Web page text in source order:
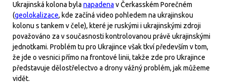
Ukrajinská kolona byla napadena v Čerkasském Porečném
(geolokalizace, kde začíná video pohledem na ukrajinskou
kolonu s tankem v čele), které je ruskými i ukrajinskými zdroji
považováno za v současnosti kontrolovanou právě ukrajinskými
jednotkami. Problém tu pro Ukrajince však tkví především v tom,
že jde o vesnici přímo na frontové linii, takže zde pro Ukrajince
představuje dělostřelectvo a drony vážný problém, jak můžeme
vidět.